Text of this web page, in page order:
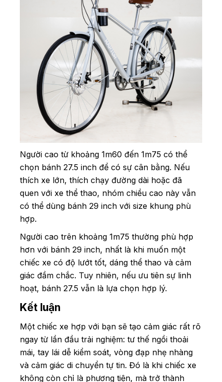
Người cao từ khoảng 1m60 đến 1m75 có thể
chọn bánh 27.5 inch để có sự cân bằng. Nếu
thích xe lớn, thích chạy đường dài hoặc đã
quen với xe thể thao, nhóm chiều cao này vẫn
có thể dùng bánh 29 inch với size khung phù
hợp.
Người cao trên khoảng 1m75 thường phù hợp
hơn với bánh 29 inch, nhất là khi muốn một
chiếc xe có độ lướt tốt, dáng thể thao và cảm
giác đầm chắc. Tuy nhiên, nếu ưu tiên sự linh
hoạt, bánh 27.5 vẫn là lựa chọn hợp lý.
Kết luận
Một chiếc xe hợp với bạn sẽ tạo cảm giác rất rõ
ngay từ lần đầu trải nghiệm: tư thế ngồi thoải
mái, tay lái dễ kiểm soát, vòng đạp nhẹ nhàng
và cảm giác di chuyển tự tin. Đó là khi chiếc xe
không còn chỉ là phương tiện, mà trở thành